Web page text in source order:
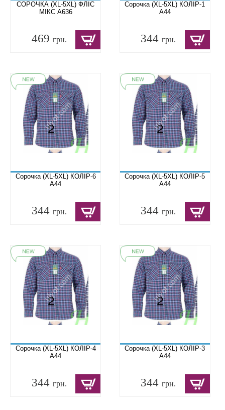
СОРОЧКА (XL-5XL) ФЛІС
МІКС A636
469 грн.
Сорочка (XL-5XL) КОЛІР-1
A44
344грн.
Сорочка (XL-5XL) КОЛІР-6
A44
344 грн.
Сорочка (XL-5XL) КОЛІР-5
A44
344грн.
Сорочка (XL-5XL) КОЛІР-4
A44
344 грн.
Сорочка (XL-5XL) КОЛІР-3
A44
344грн.